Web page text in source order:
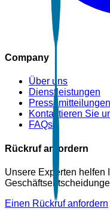
Company
Über uns
Dienstleistungen
Pressemitteilungen
Kontaktieren Sie
FAQs
Rückruf anfordern
Unsere Experten helfen
Einen Rückruf anfordern